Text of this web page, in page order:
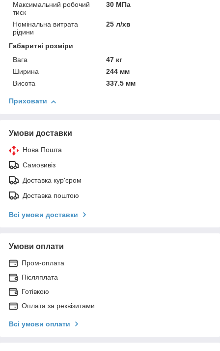
Максимальний робочий
тиск
30 МПа
Номінальна витрата
рідини
25 л/хв
Габаритні розміри
Вага
47 кг
Ширина
244 мм
Висота
337.5 мм
Приховати
Умови доставки
Нова Пошта
Самовивіз
Доставка кур'єром
Доставка поштою
Всі умови доставки
Умови оплати
Пром-оплата
Післяплата
Готівкою
Оплата за реквізитами
Всі умови оплати